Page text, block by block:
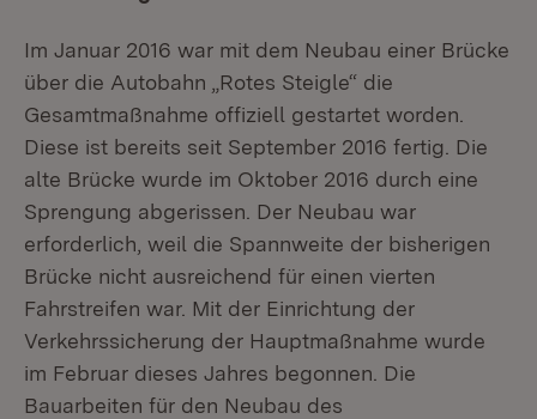
Im Januar 2016 war mit dem Neubau einer Brücke
über die Autobahn „Rotes Steigle“ die
Gesamtmaßnahme offiziell gestartet worden.
Diese ist bereits seit September 2016 fertig. Die
alte Brücke wurde im Oktober 2016 durch eine
Sprengung abgerissen. Der Neubau war
erforderlich, weil die Spannweite der bisherigen
Brücke nicht ausreichend für einen vierten
Fahrstreifen war. Mit der Einrichtung der
Verkehrssicherung der Hauptmaßnahme wurde
im Februar dieses Jahres begonnen. Die
Bauarbeiten für den Neubau des